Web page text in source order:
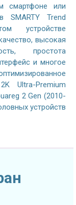
смартфоне или
SMARTY Trend
устройстве
высокая
простота
и многое
Ultra-Premium
2 Gen (2010-
устройств